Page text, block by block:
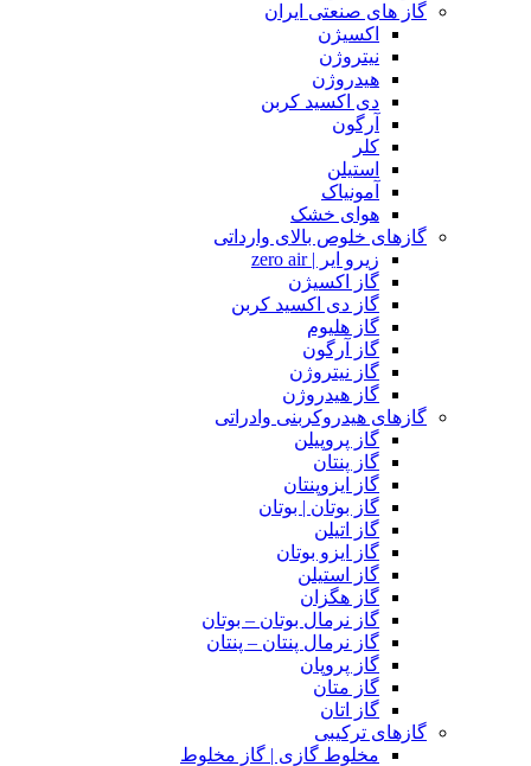
گاز های صنعتی ایران
اکسیژن
نیتروژن
هیدروژن
دی اکسید کربن
آرگون
کلر
استیلن
آمونیاک
هوای خشک
گازهای خلوص بالای وارداتی
زیرو ایر | zero air
گاز اکسیژن
گاز دی اکسید کربن
گاز هلیوم
گاز آرگون
گاز نیتروژن
گاز هیدروژن
گازهای هیدروکربنی وادراتی
گاز پروپیلن
گاز پنتان
گاز ایزوپنتان
گاز بوتان | بوتان
گاز اتیلن
گاز ایزو بوتان
گاز استیلن
گاز هگزان
گاز نرمال بوتان – بوتان
گاز نرمال پنتان – پنتان
گاز پروپان
گاز متان
گاز اتان
گازهای ترکیبی
مخلوط گازی | گاز مخلوط